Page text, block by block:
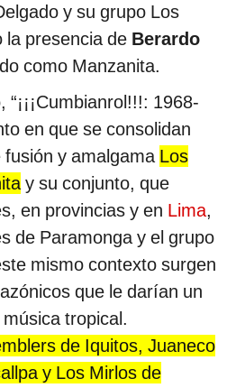
y su grupo Los
la presencia de Berardo
como Manzanita.
1968-
en que se consolidan
y amalgama Los
y su conjunto, que
en provincias y en Lima,
de Paramonga y el grupo
mismo contexto surgen
que le darían un
tropical.
de Iquitos, Juaneco
y Los Mirlos de